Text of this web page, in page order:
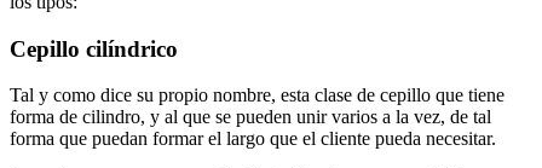
Cepillo cilíndrico
Tal y como dice su propio nombre, esta clase de cepillo que tiene
forma de cilindro, y al que se pueden unir varios a la vez, de tal
forma que puedan formar el largo que el cliente pueda necesitar.